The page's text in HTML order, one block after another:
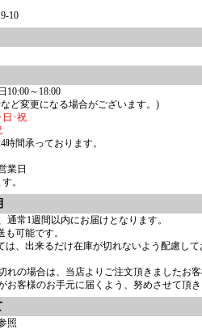
10
10:00～18:00
ど変更になる場合がございます。)
日･祝
間承っております。
業日
。
通常1週間以内にお届けとなります。
可能です。
、出来るだけ在庫が切れないよう配慮し
れの場合は、当店よりご注文頂きましたお
お客様のお手元に届くよう、努めさせて頂き
照